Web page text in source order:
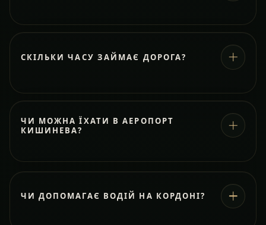
СКІЛЬКИ ЧАСУ ЗАЙМАЄ ДОРОГА?
ЧИ МОЖНА ЇХАТИ В АЕРОПОРТ
КИШИНЕВА?
ЧИ ДОПОМАГАЄ ВОДІЙ НА КОРДОНІ?